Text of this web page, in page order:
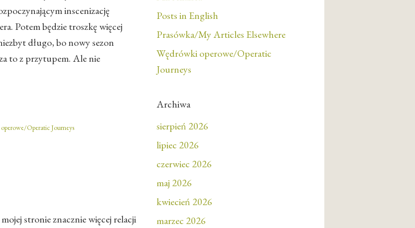
inscenizację
Potem będzie troszkę więcej
długo, bo nowy sezon
to z przytupem. Ale nie
Operatic Journeys
stronie znacznie więcej relacji
Posts in English
Prasówka/My Articles Elsewhere
Wędrówki operowe/Operatic
Journeys
Archiwa
sierpień 2026
lipiec 2026
czerwiec 2026
maj 2026
kwiecień 2026
marzec 2026